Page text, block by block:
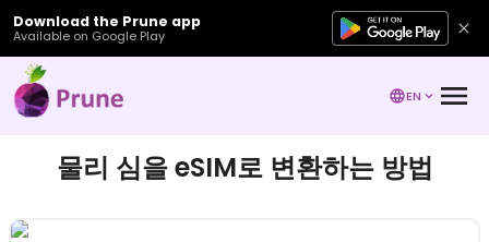
Download the Prune app
Available on Google Play
EN
물리 심을 eSIM로 변환하는 방법